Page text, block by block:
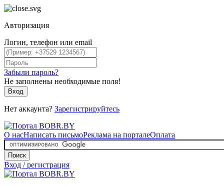
Авторизация
Логин, телефон или email
Забыли пароль?
Не заполнены необходимые поля!
Вход
Нет аккаунта? Зарегистрируйтесь
О насНаписать письмоРеклама на порталеОплата
Поиск
Вход / регистрация